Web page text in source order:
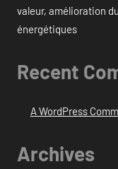
valeur, amélioration
énergétiques
Recent
A WordPress
Archives